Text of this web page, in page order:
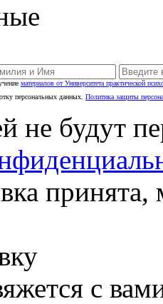
материалов от Университета практической
персональных данных. Политика защиты
не будут
с